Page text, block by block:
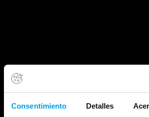
Consentimiento Detalles